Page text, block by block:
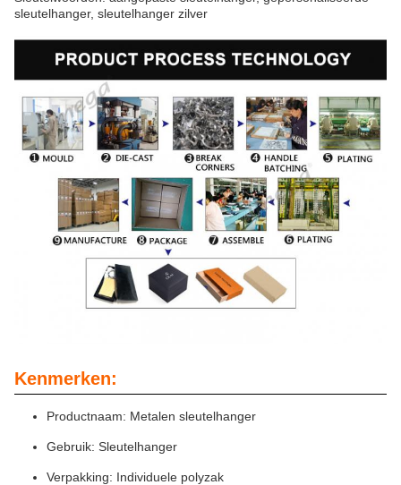
sleutelhanger, sleutelhanger zilver
Kenmerken:
Productnaam: Metalen sleutelhanger
Gebruik: Sleutelhanger
Verpakking: Individuele polyzak